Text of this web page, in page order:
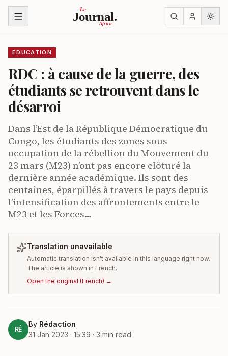
Skip to content Le
Journal.
Africa
EDUCATION
RDC : à cause de la guerre, des
étudiants se retrouvent dans le
désarroi
Dans l’Est de la République Démocratique du
Congo, les étudiants des zones sous
occupation de la rébellion du Mouvement du
23 mars (M23) n’ont pas encore clôturé la
dernière année académique. Ils sont des
centaines, éparpillés à travers le pays depuis
l’intensification des affrontements entre le
M23 et les Forces…
Translation unavailable
Automatic translation isn't available in this language right now.
The article is shown in French.
Open the original (French) →
RÉ
By Rédaction
31 Jan 2023 · 15:39 · 3 min read